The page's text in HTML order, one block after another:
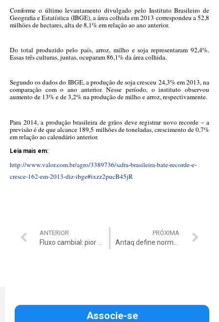
Conforme o último levantamento divulgado pelo Instituto Brasileiro de
Geografia e Estatística (IBGE), a área colhida em 2013 correspondeu a 52,8
milhões de hectares, alta de 8,1% em relação ao ano anterior.
Do total produzido pelo país, arroz, milho e soja representaram 92,4%.
Essas três culturas, juntas, ocuparam 86,1% da área colhida.
Segundo os dados do IBGE, a produção de soja cresceu 24,3% em 2013, na
comparação com o ano anterior. Nesse período, o instituto observou
aumento de 13% e de 3,2% na produção de milho e arroz, respectivamente.
Para 2014, a produção brasileira de grãos deve registrar novo recorde – a
previsão é de que alcance 189,5 milhões de toneladas, crescimento de 0,7%
em relação ao calendário anterior.
Leia mais em:
http://www.valor.com.br/agro/3389736/safra-brasileira-bate-recorde-e-
cresce-162-em-2013-diz-ibge#ixzz2pucB45jR
ANTERIOR
Fluxo cambial: pior resultado desde 2002
PRÓXIMA
Antaq define normas para arrendamento em portos
Associe-se